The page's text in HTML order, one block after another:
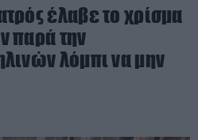
έλαβε το χρίσμα
παρά την
λόμπι να μην